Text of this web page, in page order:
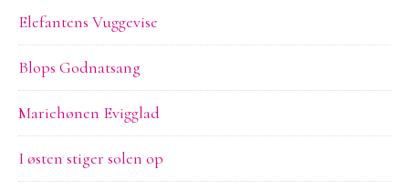
Elefantens Vuggevise
Blops Godnatsang
Mariehønen Evigglad
I østen stiger solen op